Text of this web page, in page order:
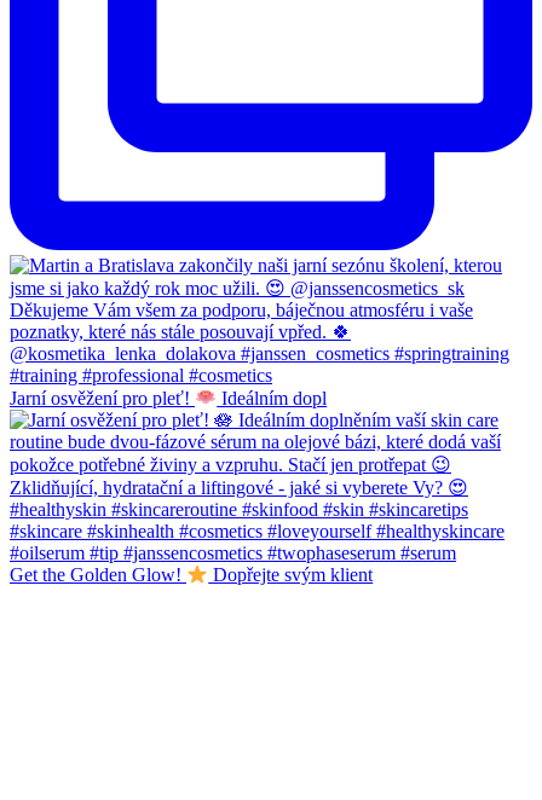
Jarní osvěžení pro pleť! Ideálním dopl
Get the Golden Glow! Dopřejte svým klient